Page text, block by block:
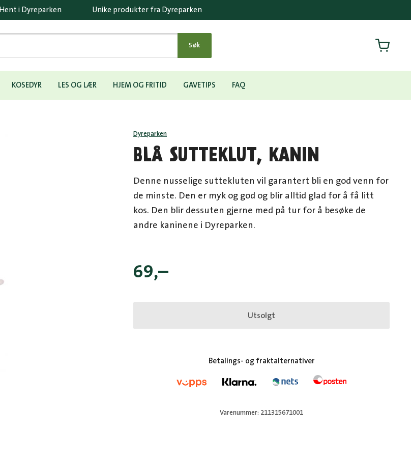
Hent i Dyreparken Unike produkter fra Dyreparken
Søk
KOSEDYR LES OG LÆR HJEM OG FRITID GAVETIPS FAQ
Dyreparken
BLÅ SUTTEKLUT, KANIN
Denne nusselige suttekluten vil garantert bli en god venn for
de minste. Den er myk og god og blir alltid glad for å få litt
kos. Den blir dessuten gjerne med på tur for å besøke de
andre kaninene i Dyreparken.
69,–
Utsolgt
Betalings- og fraktalternativer
Varenummer: 211315671001